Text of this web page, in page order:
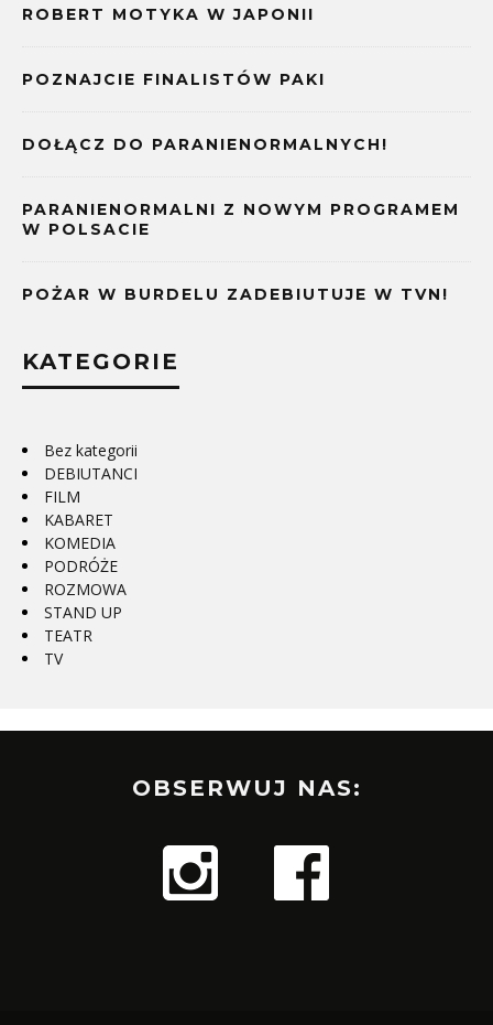
ROBERT MOTYKA W JAPONII
POZNAJCIE FINALISTÓW PAKI
DOŁĄCZ DO PARANIENORMALNYCH!
PARANIENORMALNI Z NOWYM PROGRAMEM
W POLSACIE
POŻAR W BURDELU ZADEBIUTUJE W TVN!
KATEGORIE
Bez kategorii
DEBIUTANCI
FILM
KABARET
KOMEDIA
PODRÓŻE
ROZMOWA
STAND UP
TEATR
TV
OBSERWUJ NAS: